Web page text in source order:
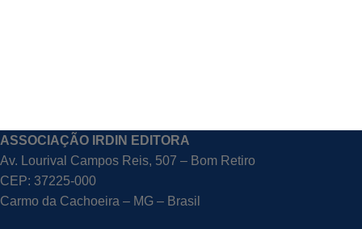
ASSOCIAÇÃO IRDIN EDITORA
Av. Lourival Campos Reis, 507 – Bom Retiro
CEP: 37225-000
Carmo da Cachoeira – MG – Brasil